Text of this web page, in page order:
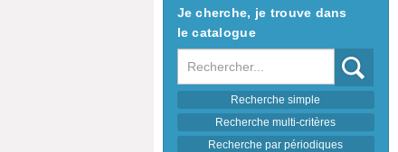
Je cherche, je trouve dans
le catalogue
Recherche
Recherche simple
Recherche multi-critères
Recherche par périodiques